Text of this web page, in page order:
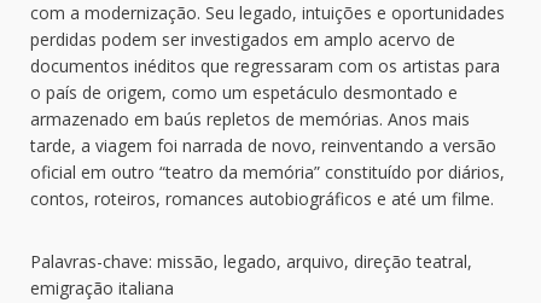
com a modernização. Seu legado, intuições e oportunidades
perdidas podem ser investigados em amplo acervo de
documentos inéditos que regressaram com os artistas para
o país de origem, como um espetáculo desmontado e
armazenado em baús repletos de memórias. Anos mais
tarde, a viagem foi narrada de novo, reinventando a versão
oficial em outro “teatro da memória” constituído por diários,
contos, roteiros, romances autobiográficos e até um filme.
Palavras-chave: missão, legado, arquivo, direção teatral,
emigração italiana